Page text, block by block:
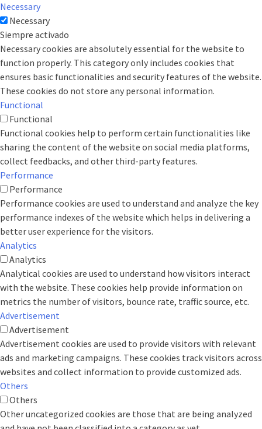
Necessary
Necessary
Siempre activado
Necessary cookies are absolutely essential for the website to
function properly. This category only includes cookies that
ensures basic functionalities and security features of the website.
These cookies do not store any personal information.
Functional
Functional
Functional cookies help to perform certain functionalities like
sharing the content of the website on social media platforms,
collect feedbacks, and other third-party features.
Performance
Performance
Performance cookies are used to understand and analyze the key
performance indexes of the website which helps in delivering a
better user experience for the visitors.
Analytics
Analytics
Analytical cookies are used to understand how visitors interact
with the website. These cookies help provide information on
metrics the number of visitors, bounce rate, traffic source, etc.
Advertisement
Advertisement
Advertisement cookies are used to provide visitors with relevant
ads and marketing campaigns. These cookies track visitors across
websites and collect information to provide customized ads.
Others
Others
Other uncategorized cookies are those that are being analyzed